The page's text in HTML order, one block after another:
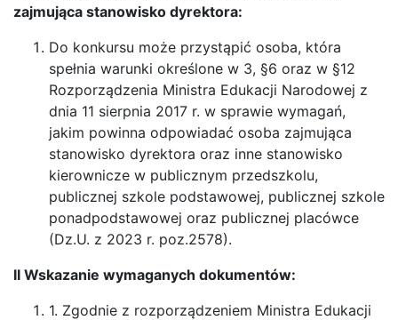
zajmująca stanowisko dyrektora:
Do konkursu może przystąpić osoba, która
spełnia warunki określone w 3, §6 oraz w §12
Rozporządzenia Ministra Edukacji Narodowej z
dnia 11 sierpnia 2017 r. w sprawie wymagań,
jakim powinna odpowiadać osoba zajmująca
stanowisko dyrektora oraz inne stanowisko
kierownicze w publicznym przedszkolu,
publicznej szkole podstawowej, publicznej szkole
ponadpodstawowej oraz publicznej placówce
(Dz.U. z 2023 r. poz.2578).
II Wskazanie wymaganych dokumentów:
1. Zgodnie z rozporządzeniem Ministra Edukacji